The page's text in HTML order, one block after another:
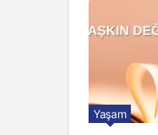
Yaşam